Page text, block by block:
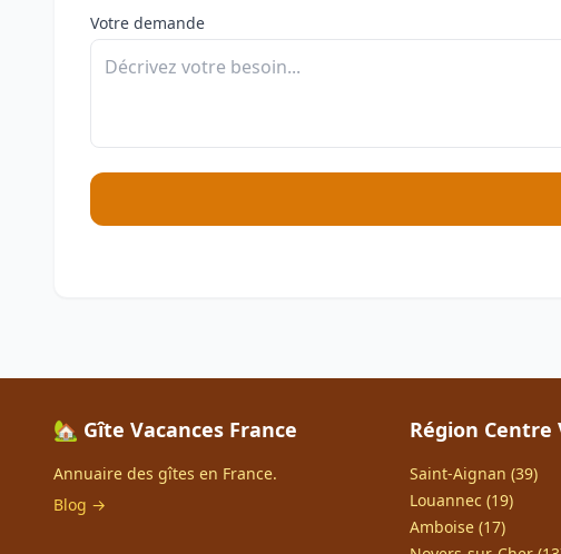
Votre demande
🏡 Gîte Vacances France
Annuaire des gîtes en France.
Blog →
Région Centre
Saint-Aignan (39)
Louannec (19)
Amboise (17)